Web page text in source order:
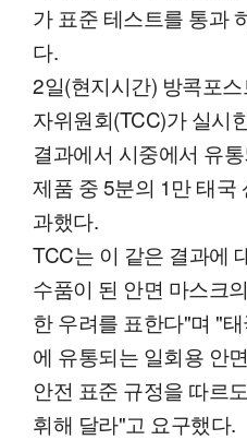
가 표준 테스트를 통과
다.
2일(현지시간) 방콕포
자위원회(TCC)가 실시
결과에서 시중에서 유
제품 중 5분의 1만 태국
과했다.
TCC는 이 같은 결과에
수품이 된 안면 마스크
한 우려를 표한다"며 "
에 유통되는 일회용 안
안전 표준 규정을 따르
휘해 달라"고 요구했다.